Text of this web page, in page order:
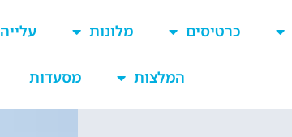
כרטיסים מלונות עלייה
המלצות מסעדות